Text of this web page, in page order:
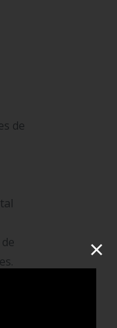
de
×